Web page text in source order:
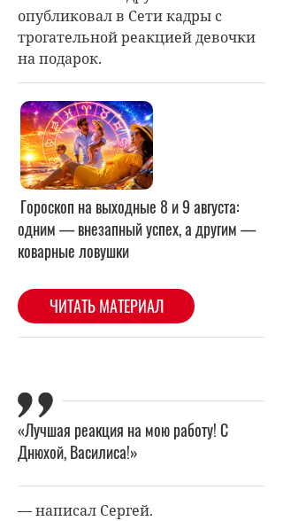
опубликовал в Сети кадры с
трогательной реакцией девочки
на подарок.
«Лучшая реакция на мою работу! С
Днюхой, Василиса!»
— написал Сергей.